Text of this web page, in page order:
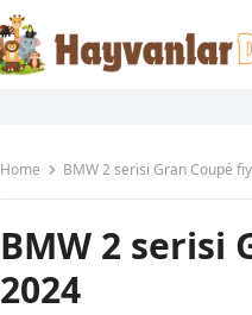
Home BMW 2 serisi Gran Coupé
BMW 2 serisi
2024